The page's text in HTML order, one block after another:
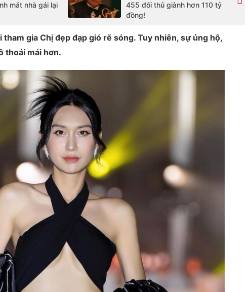
mắt nhà gái lại
455 đối thủ giành hơn 110 tỷ
đồng!
tham gia Chị đẹp đạp gió rẽ sóng. Tuy nhiên, sự ủng hộ,
thoải mái hơn.